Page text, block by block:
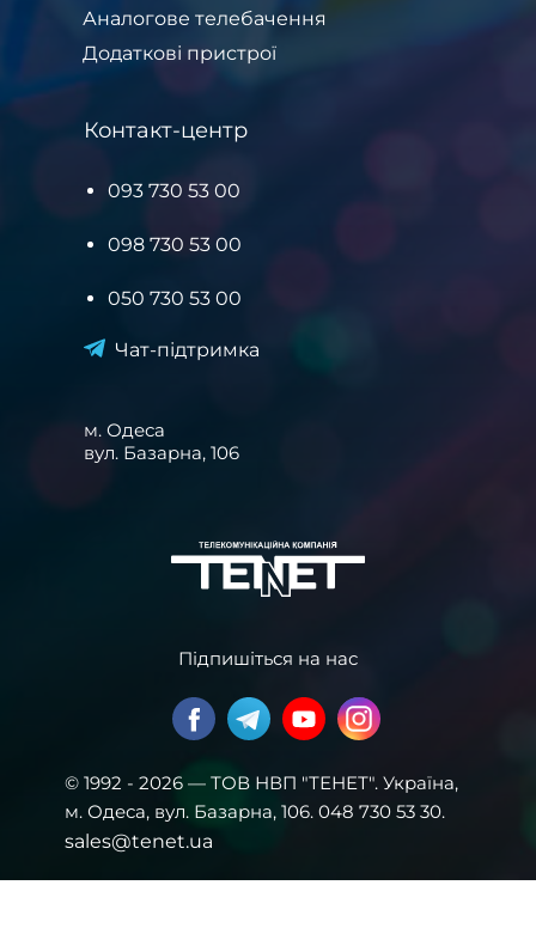
Аналогове телебачення
Додаткові пристрої
Контакт-центр
093 730 53 00
098 730 53 00
050 730 53 00
Чат-підтримка
м. Одеса
вул. Базарна, 106
Підпишіться на нас
© 1992 - 2026 — ТОВ НВП "ТЕНЕТ". Українa,
м. Одеса, вул. Базарна, 106. 048 730 53 30.
sales@tenet.ua